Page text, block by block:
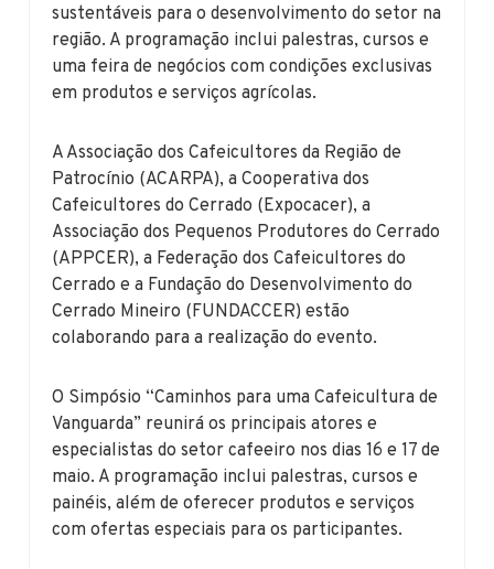
sustentáveis para o desenvolvimento do setor na
região. A programação inclui palestras, cursos e
uma feira de negócios com condições exclusivas
em produtos e serviços agrícolas.
A Associação dos Cafeicultores da Região de
Patrocínio (ACARPA), a Cooperativa dos
Cafeicultores do Cerrado (Expocacer), a
Associação dos Pequenos Produtores do Cerrado
(APPCER), a Federação dos Cafeicultores do
Cerrado e a Fundação do Desenvolvimento do
Cerrado Mineiro (FUNDACCER) estão
colaborando para a realização do evento.
O Simpósio “Caminhos para uma Cafeicultura de
Vanguarda” reunirá os principais atores e
especialistas do setor cafeeiro nos dias 16 e 17 de
maio. A programação inclui palestras, cursos e
painéis, além de oferecer produtos e serviços
com ofertas especiais para os participantes.